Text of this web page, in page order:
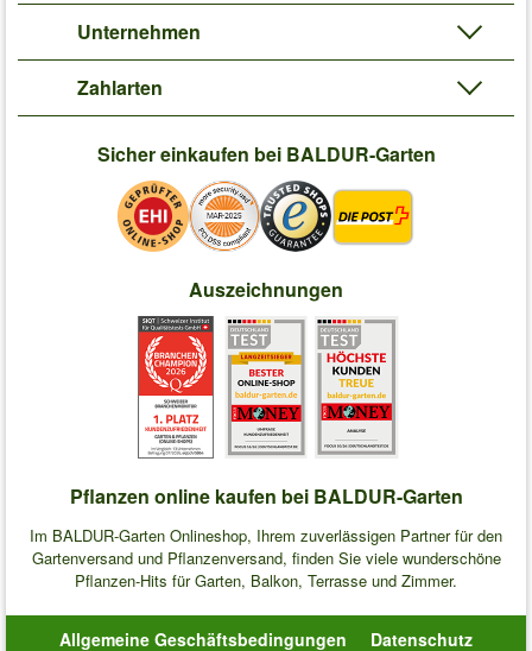
Unternehmen
Zahlarten
Sicher einkaufen bei BALDUR-Garten
Auszeichnungen
Pflanzen online kaufen bei BALDUR-Garten
Im BALDUR-Garten Onlineshop, Ihrem zuverlässigen Partner für den
Gartenversand und Pflanzenversand, finden Sie viele wunderschöne
Pflanzen-Hits für Garten, Balkon, Terrasse und Zimmer.
Allgemeine Geschäftsbedingungen Datenschutz